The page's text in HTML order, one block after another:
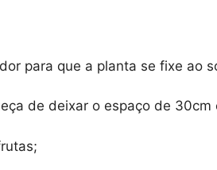
para que a planta se fixe ao
de deixar o espaço de 30cm